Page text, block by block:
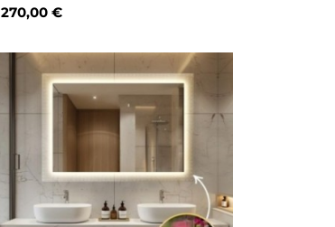
270,00 €